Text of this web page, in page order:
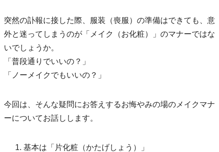
突然の訃報に接した際、服装（喪服）の準備はできても、意
外と迷ってしまうのが「メイク（お化粧）」のマナーではな
いでしょうか。
「普段通りでいいの？」
「ノーメイクでもいいの？」
今回は、そんな疑問にお答えするお悔やみの場のメイクマナ
ーについてお話しします。
基本は「片化粧（かたげしょう）」